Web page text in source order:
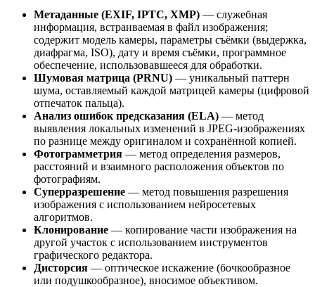
Метаданные (EXIF, IPTC, XMP) — служебная
информация, встраиваемая в файл изображения;
содержит модель камеры, параметры съёмки (выдержка,
диафрагма, ISO), дату и время съёмки, программное
обеспечение, использовавшееся для обработки.
Шумовая матрица (PRNU) — уникальный паттерн
шума, оставляемый каждой матрицей камеры (цифровой
отпечаток пальца).
Анализ ошибок предсказания (ELA) — метод
выявления локальных изменений в JPEG-изображениях
по разнице между оригиналом и сохранённой копией.
Фотограмметрия — метод определения размеров,
расстояний и взаимного расположения объектов по
фотографиям.
Суперразрешение — метод повышения разрешения
изображения с использованием нейросетевых
алгоритмов.
Клонирование — копирование части изображения на
другой участок с использованием инструментов
графического редактора.
Дисторсия — оптическое искажение (бочкообразное
или подушкообразное), вносимое объективом.